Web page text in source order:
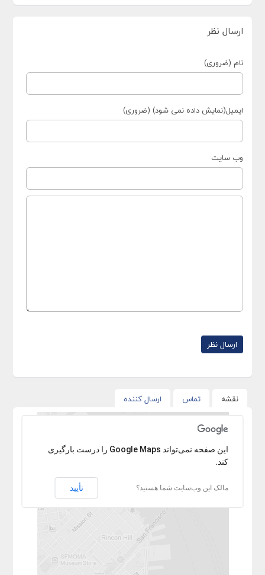
ارسال نظر
نام (ضروری)
ایمیل(نمایش داده نمی شود) (ضروری)
وب سایت
نقشه تماس ارسال کننده
با عرض پوزش آدرس پیدا نشد.‏‫این صفحه نمی‌تواند Google Maps را درست بارگیری
کند.
مالک این وب‌سایت شما هستید؟ تأیید